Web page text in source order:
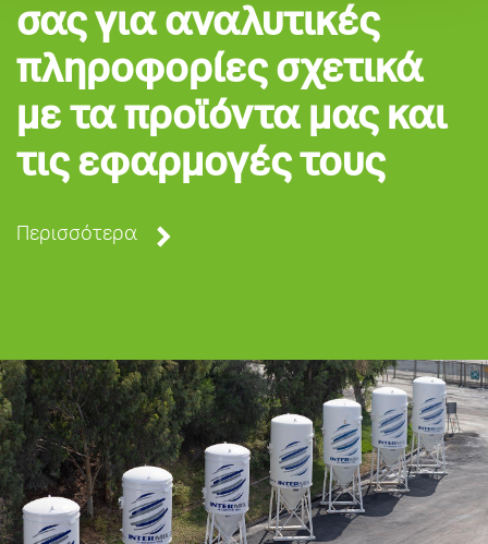
σας για αναλυτικές
πληροφορίες σχετικά
με τα προϊόντα μας και
τις εφαρμογές τους
Περισσότερα